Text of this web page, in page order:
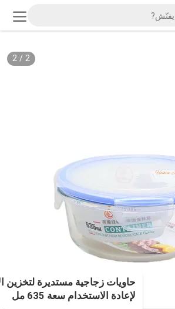
2
/
2
حاويات زجاجية مستديرة لتخزين
لإعادة الاستخدام سعة 635 مل